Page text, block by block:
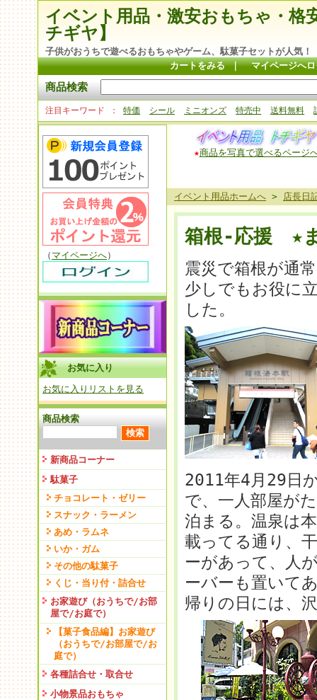
イベント用品・激安おもちゃ・格
チギヤ】
子供がおうちで遊べるおもちゃやゲーム、駄菓子セットが人気！
カートをみる｜ マイページへ
商品検索
注目キーワード 特価 シール ミニオンズ 特売中 送料無料
（ マイページへ）
お気に入り
お気に入りリストを見る
商品検索
新商品コーナー
駄菓子
チョコレート・ゼリー
スナック・ラーメン
あめ・ラムネ
いか・ガム
その他の駄菓子
くじ・当り付・詰合せ
お家遊び（おうちで/お部
屋で/お庭で）
【菓子食品編】お家遊び
（おうちで/お部屋で/お
庭で）
各種詰合せ・取合せ
小物景品おもちゃ
★商品を写真で選べるページ
イベント用品ホームへ > 店長日
箱根-応援 ★
震災で箱根が通
少しでもお役に
した。
2011年4月29日
で、一人部屋が
泊まる。温泉は
載ってる通り、
ーがあって、人
ーバーも置いて
帰りの日には、